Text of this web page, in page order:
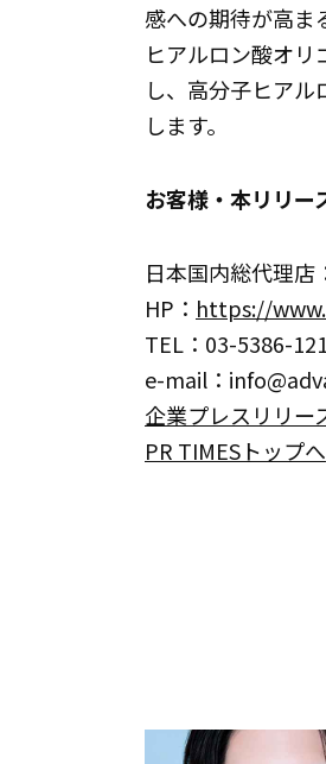
感への期待が高ま
ヒアルロン酸オ
し、高分子ヒア
します。
お客様・本リリー
日本国内総代理
HP： https://
TEL：03-5386-
e-mail：
企業プレスリリー
PR TIMESトップへ